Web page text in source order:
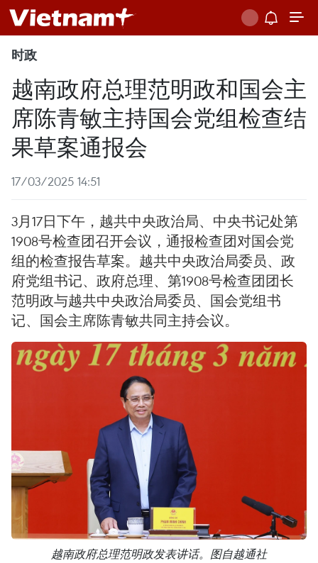
时政
越南政府总理范明政和国会主
席陈青敏主持国会党组检查结
果草案通报会
17/03/2025 14:51
3月17日下午，越共中央政治局、中央书记处第
1908号检查团召开会议，通报检查团对国会党
组的检查报告草案。越共中央政治局委员、政
府党组书记、政府总理、第1908号检查团团长
范明政与越共中央政治局委员、国会党组书
记、国会主席陈青敏共同主持会议。
越南政府总理范明政发表讲话。图自越通社